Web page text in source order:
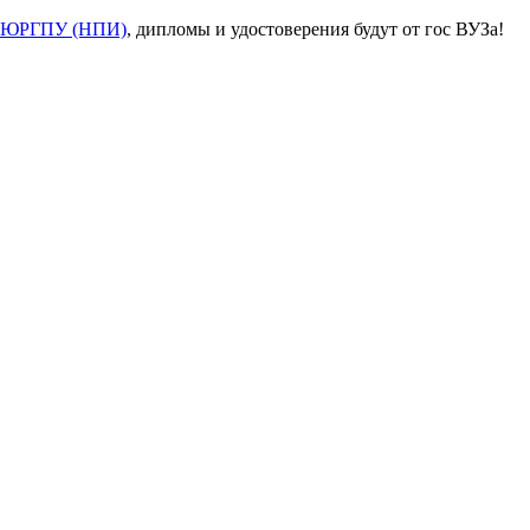
ЮРГПУ (НПИ), дипломы и удостоверения будут от гос ВУЗа!